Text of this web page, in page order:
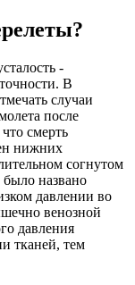
-
В
случаи
после
смерть
нижних
согнутом
названо
давлении во
венозной
давления
тканей, тем